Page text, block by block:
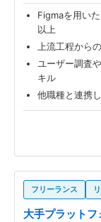
Figmaを用い
以上
上流工程から
ユーザー調査
キル
他職種と連携
フリーランス
大手プラット